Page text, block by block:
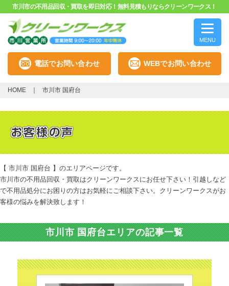
市川市の不用品回収・買取を即日対応！無料見積もりならクリーンワークス！
MENU
電話でお問い合わせ WEBでお問い合わせ
HOME 市川市 国府台
【 市川市 国府台 】のエリアページです。
市川市の不用品回収・買取はクリーンワークスにお任せ下さい！引越しなど
で不用品処分にお困りの方はお気軽にご相談下さい。クリーンワークスがお
客様の悩みを解決致します！
市川市 国府台エリアの記事一覧